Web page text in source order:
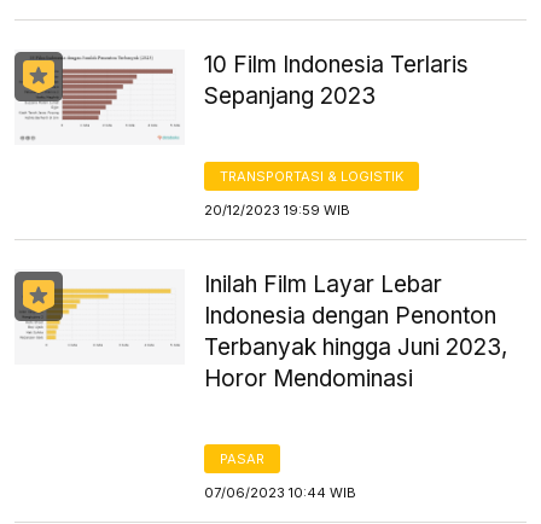
10 Film Indonesia Terlaris
Sepanjang 2023
TRANSPORTASI & LOGISTIK
20/12/2023 19:59 WIB
Inilah Film Layar Lebar
Indonesia dengan Penonton
Terbanyak hingga Juni 2023,
Horor Mendominasi
PASAR
07/06/2023 10:44 WIB